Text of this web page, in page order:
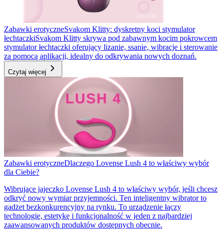
Zabawki erotyczneSvakom Klitty: dyskretny koci stymulator
łechtaczkiSvakom Klitty skrywa pod zabawnym kocim pokrowcem
stymulator łechtaczki oferujący lizanie, ssanie, wibracje i sterowanie
za pomocą aplikacji, idealny do odkrywania nowych doznań.
Czytaj więcej
Zabawki erotyczneDlaczego Lovense Lush 4 to właściwy wybór
dla Ciebie?
Wibrujące jajeczko Lovense Lush 4 to właściwy wybór, jeśli chcesz
odkryć nowy wymiar przyjemności. Ten inteligentny wibrator to
gadżet bezkonkurencyjny na rynku. To urządzenie łączy
technologię, estetykę i funkcjonalność w jeden z najbardziej
zaawansowanych produktów dostępnych obecnie.